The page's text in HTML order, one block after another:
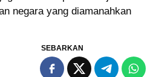
negara yang diamanahkan
SEBARKAN